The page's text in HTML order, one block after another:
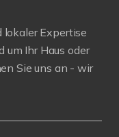
lokaler Expertise
um Ihr Haus oder
Sie uns an - wir